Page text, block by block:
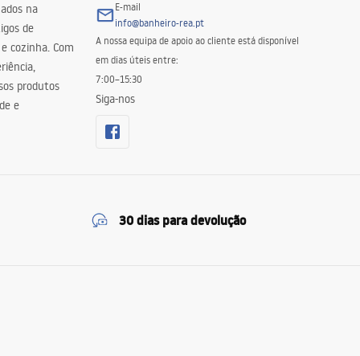
na
de
cozinha. Com
produtos
e
E-mail
info@banheiro-rea.pt
A nossa equipa de apoio ao cliente está disponível
em dias úteis entre:
7:00–15:30
Siga-nos
30 dias para devolução